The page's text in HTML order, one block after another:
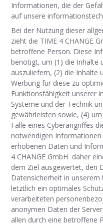
Informationen, die der
auf unsere
Bei der Nutzung dieser
zieht die TIME 4 CHANGE
betroffene Person. Diese
benötigt, um (1) die Inhalte
auszuliefern, (2) die Inhalte
Werbung für diese zu
Funktionsfähigkeit unserer
Systeme und der Technik
gewährleisten sowie, (4)
Falle eines Cyberangriffes
notwendigen
erhobenen Daten und
4 CHANGE GmbH daher
dem Ziel ausgewertet, den
Datensicherheit in
letztlich ein optimales
verarbeiteten
anonymen Daten der
allen durch eine betroffene